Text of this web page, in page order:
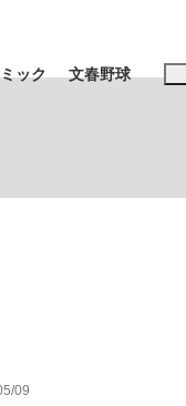
ック 文春野球
09